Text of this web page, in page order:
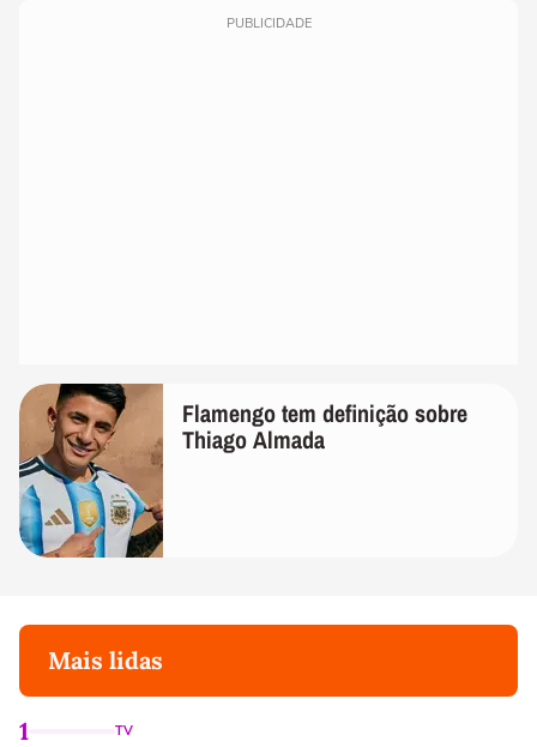
PUBLICIDADE
Flamengo tem definição sobre
Thiago Almada
Mais lidas
1 TV